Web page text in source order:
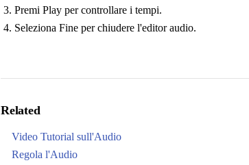
Premi Play per controllare i tempi.
Seleziona Fine per chiudere l'editor audio.
Related
Video Tutorial sull'Audio
Regola l'Audio